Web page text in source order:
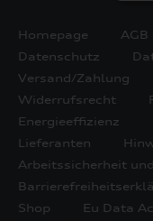
Homepage AGB
Datenschutz
Versand/Zahlung
Widerrufsrecht
Energieeffizienz
Lieferanten
Arbeitssicherheit
Shop
Eu Data